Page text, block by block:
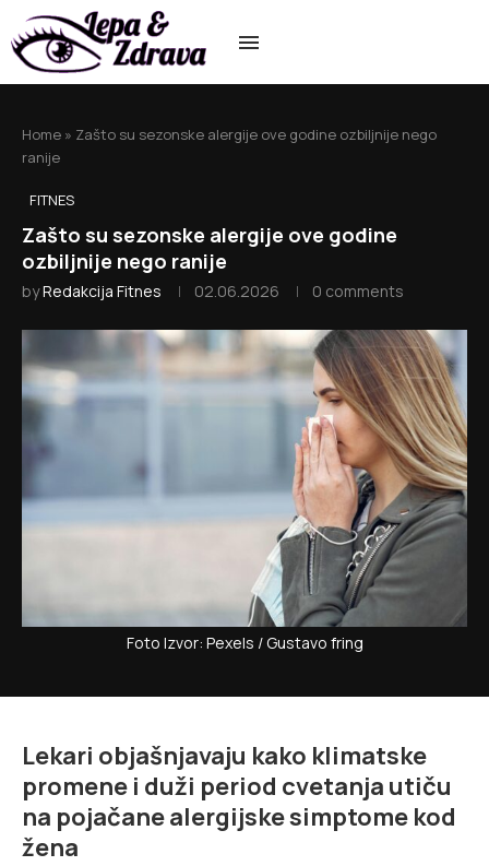
Home » Zašto su sezonske alergije ove godine ozbiljnije nego
ranije
FITNES
Zašto su sezonske alergije ove godine
ozbiljnije nego ranije
byRedakcija Fitnes 02.06.2026 0 comments
Foto Izvor: Pexels / Gustavo fring
Lekari objašnjavaju kako klimatske
promene i duži period cvetanja utiču
na pojačane alergijske simptome kod
žena